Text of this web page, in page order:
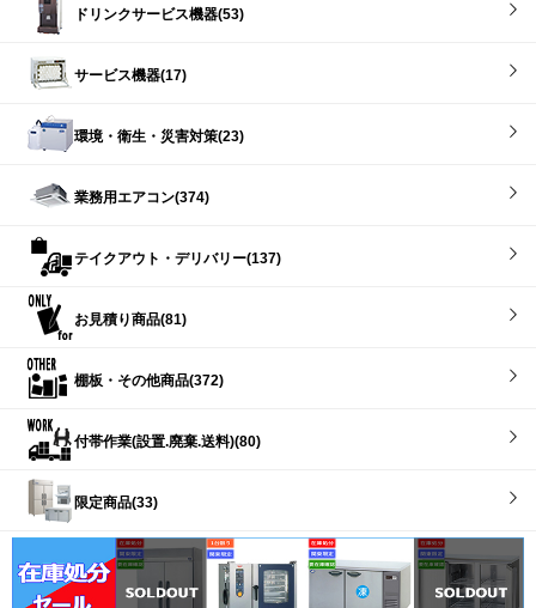
ドリンクサービス機器(53)
サービス機器(17)
環境・衛生・災害対策(23)
業務用エアコン(374)
テイクアウト・デリバリー(137)
お見積り商品(81)
棚板・その他商品(372)
付帯作業(設置.廃棄.送料)(80)
限定商品(33)